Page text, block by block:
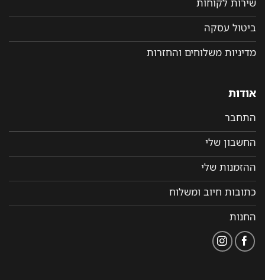
ביטול עסקה
מדיניות משלוחים והחזרות
אודות
התחבר
החשבון שלי
ההזמנות שלי
כתובות חיוב ומשלוח
החנות